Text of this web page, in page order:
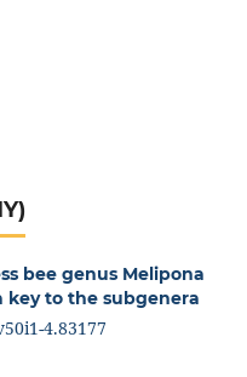
bee genus Melipona
key to the subgenera
4.83177